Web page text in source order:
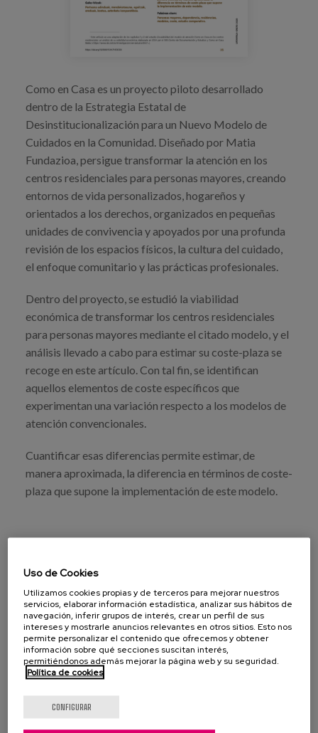
Como en Casa es un proyecto piloto desarrollado
dentro de la Estrategia Estatal de
Desinstitucionalización para un Nuevo Modelo de
Cuidados en la Comunidad. Diseñado por Matia
Fundazioa, persigue transformar la atención en los
centros residenciales para personas mayores, creando
entornos de vida personalizados, hogareños y
orientados a los derechos, organizados en pequeñas
unidades de convivencia y apoyados por una profunda
revisión de los espacios físicos, la cultura del cuidado,
el enfoque comunitario y las prácticas profesionales.
Dentro del proyecto, se estudió la viabilidad
económica de transformar los centros residenciales
para personas mayores mediante el citado modelo, y el
análisis llevado a cabo para estimar su coste-plaza se
recoge en este artículo. Con tal fin, se identifican
aquellos elementos de coste específicos que
experimentan una variación respecto a los modelos de
atención convencionales.
Cuantificar esas diferencias permite estimar, de
manera aproximada, la diferencia en términos de coste-
plaza que supone la implementación de este modelo.
VER PUBLICACIÓN
dependencia
Transformación del modelo
Uso de Cookies
Utilizamos cookies propias y de terceros para mejorar nuestros
servicios, elaborar información estadística, analizar sus hábitos de
navegación, inferir grupos de interés, crear un perfil de sus
intereses y mostrarle anuncios relevantes en otros sitios. Esto nos
permite personalizar el contenido que ofrecemos y obtener
información sobre qué secciones suscitan interés,
permitiéndonos además mejorar la página web y su seguridad.
Política de cookies
CONFIGURAR